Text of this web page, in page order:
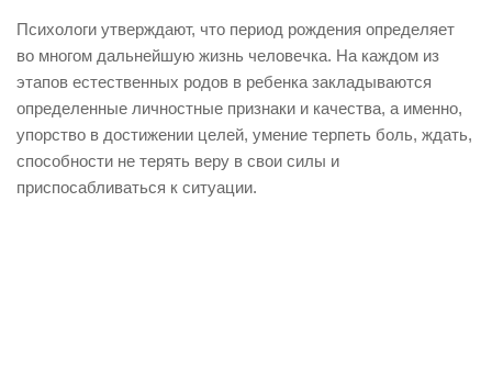
Психологи утверждают, что период рождения определяет
во многом дальнейшую жизнь человечка. На каждом из
этапов естественных родов в ребенка закладываются
определенные личностные признаки и качества, а именно,
упорство в достижении целей, умение терпеть боль, ждать,
способности не терять веру в свои силы и
приспосабливаться к ситуации.